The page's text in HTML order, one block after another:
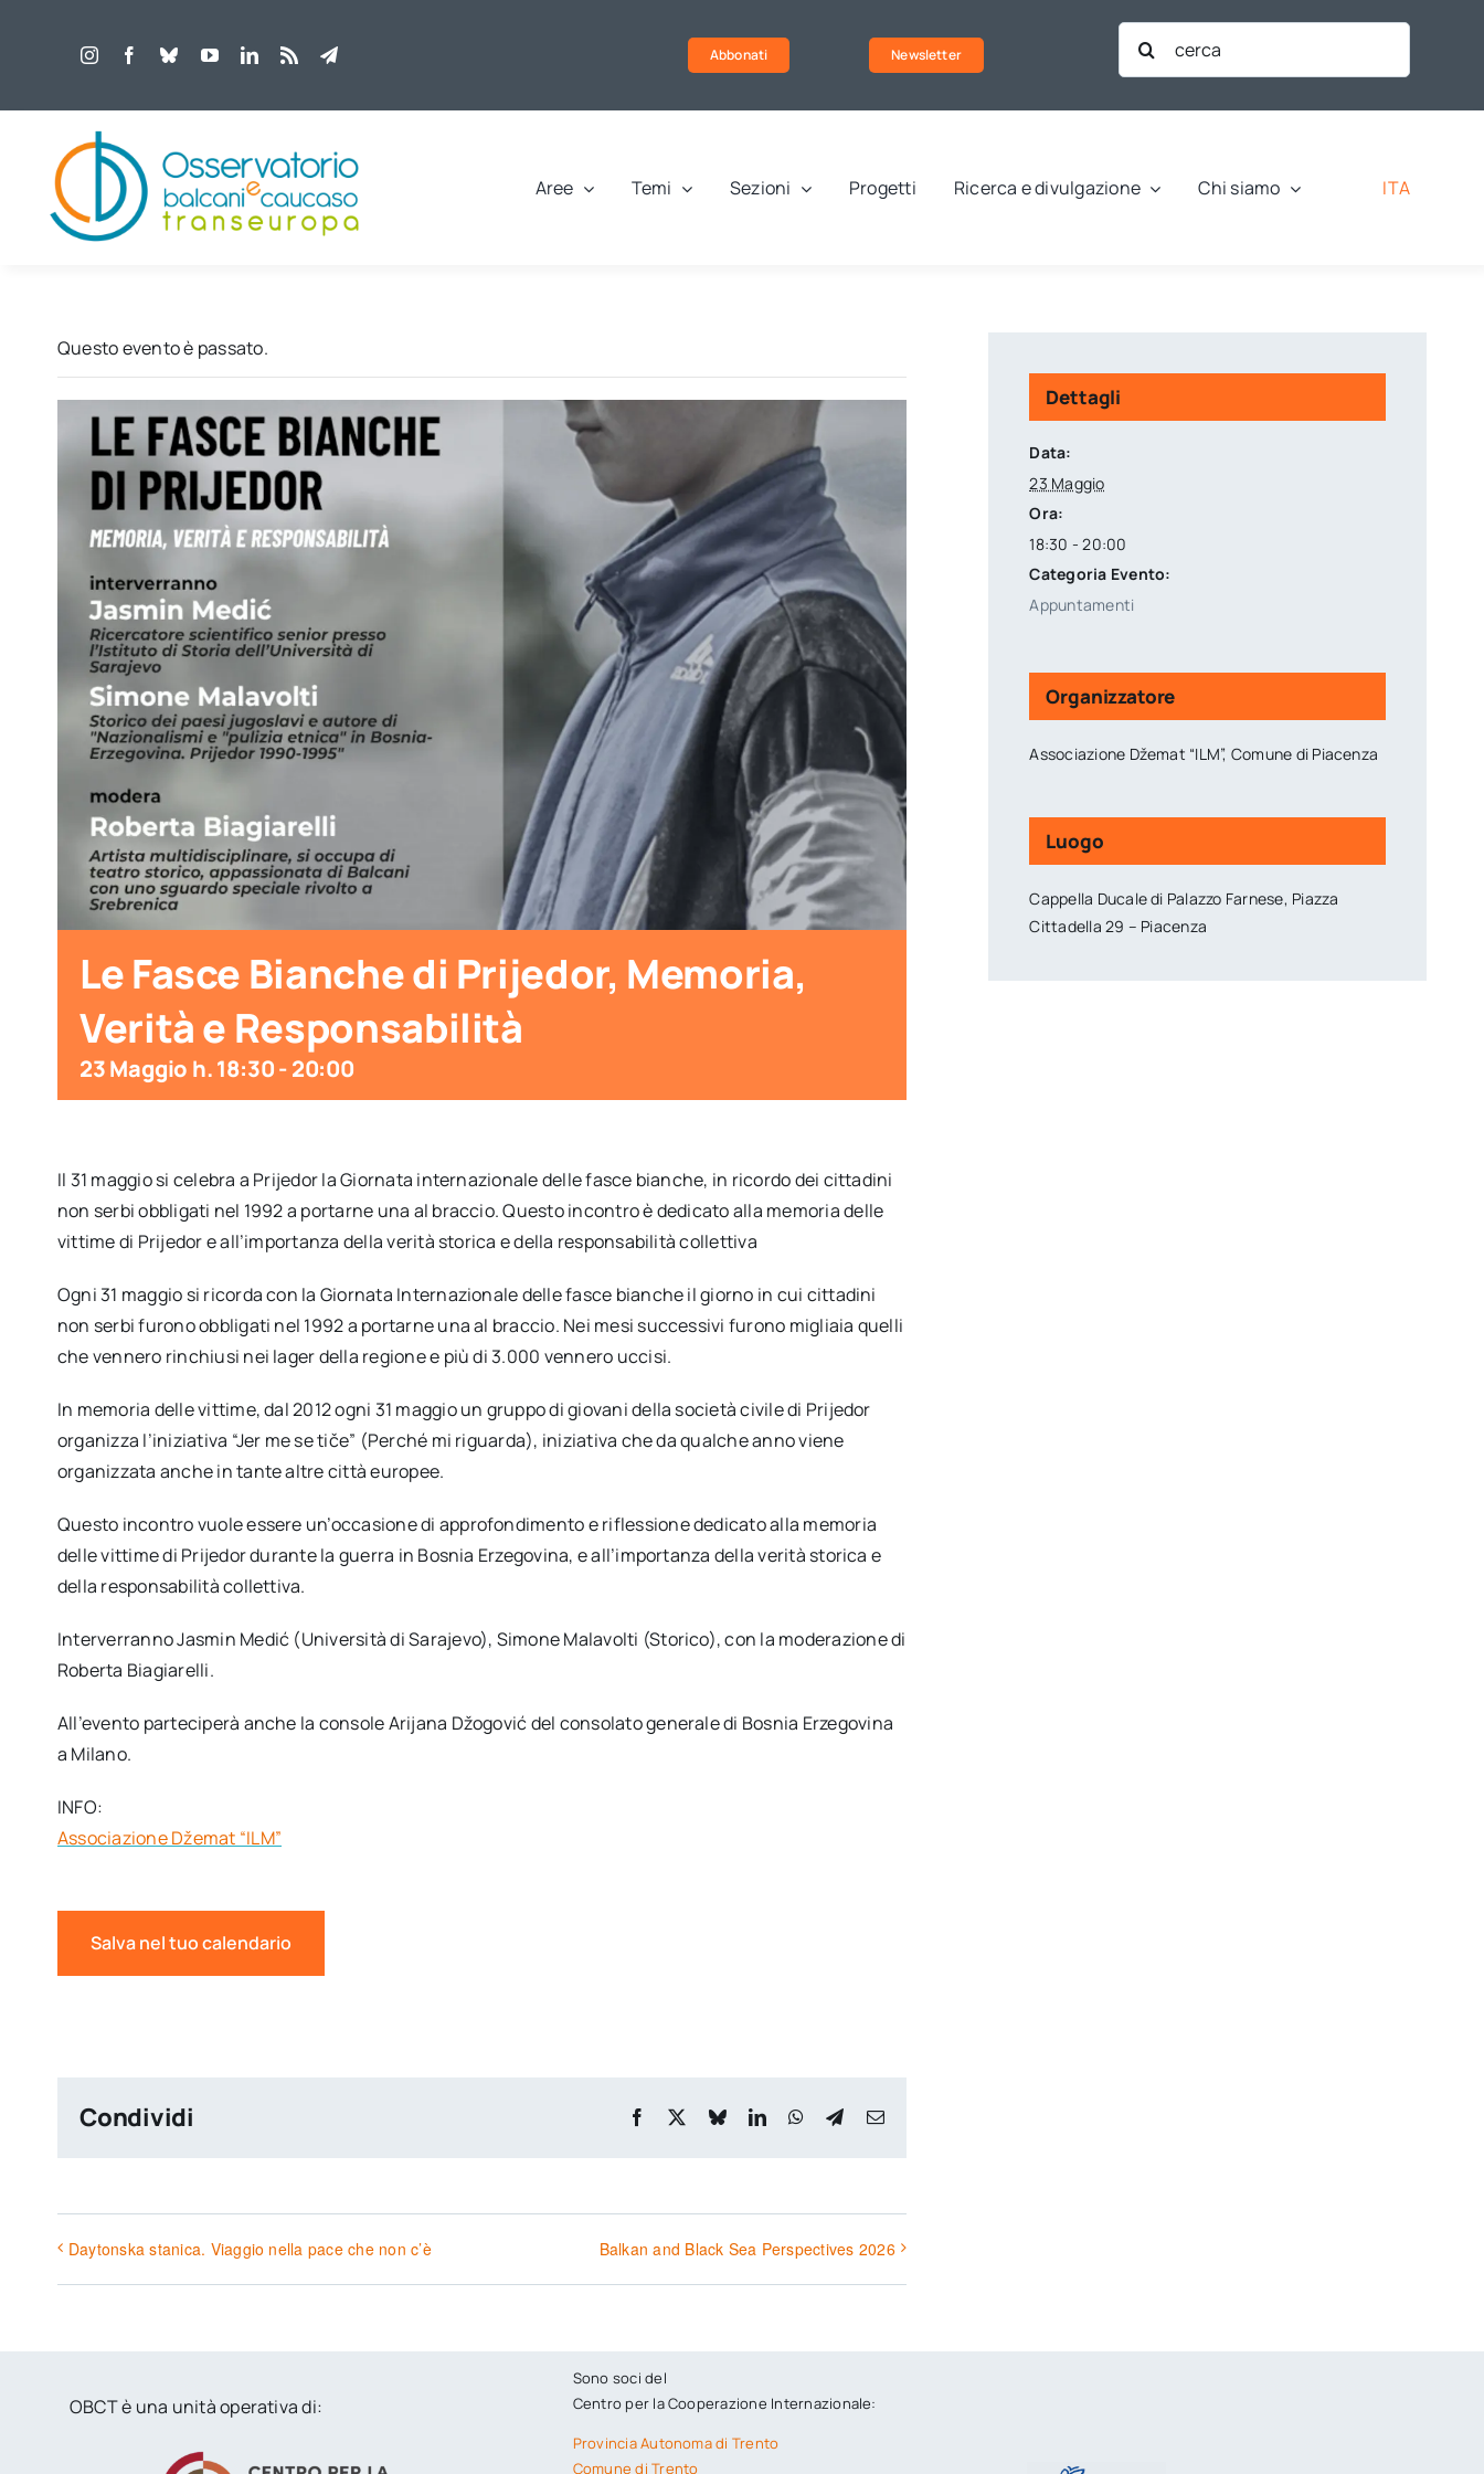
Abbonati Newsletter
Cerca
per:
Aree Temi Sezioni Progetti Ricerca e divulgazione Chi siamo ITA
Questo evento è passato.
Le Fasce Bianche di Prijedor, Memoria,
Verità e Responsabilità
23 Maggio h. 18:30-20:00
Il 31 maggio si celebra a Prijedor la Giornata internazionale delle fasce bianche, in ricordo dei cittadini
non serbi obbligati nel 1992 a portarne una al braccio. Questo incontro è dedicato alla memoria delle
vittime di Prijedor e all’importanza della verità storica e della responsabilità collettiva
Ogni 31 maggio si ricorda con la Giornata Internazionale delle fasce bianche il giorno in cui cittadini
non serbi furono obbligati nel 1992 a portarne una al braccio. Nei mesi successivi furono migliaia quelli
che vennero rinchiusi nei lager della regione e più di 3.000 vennero uccisi.
In memoria delle vittime, dal 2012 ogni 31 maggio un gruppo di giovani della società civile di Prijedor
organizza l’iniziativa “Jer me se tiče” (Perché mi riguarda), iniziativa che da qualche anno viene
organizzata anche in tante altre città europee.
Questo incontro vuole essere un’occasione di approfondimento e riflessione dedicato alla memoria
delle vittime di Prijedor durante la guerra in Bosnia Erzegovina, e all’importanza della verità storica e
della responsabilità collettiva.
Interverranno Jasmin Medić (Università di Sarajevo), Simone Malavolti (Storico), con la moderazione di
Roberta Biagiarelli.
All’evento parteciperà anche la console Arijana Džogović del consolato generale di Bosnia Erzegovina
a Milano.
INFO:
Associazione Džemat “ILM”
Salva nel tuo calendario
Condividi Facebook BlueskyLinkedInWhatsApp
TelegramEmail
Daytonska stanica. Viaggio nella pace che non c’è Balkan and Black Sea Perspectives 2026
Dettagli
Data:
23 Maggio
Ora:
18:30 - 20:00
Categoria Evento:
Appuntamenti
Organizzatore
Associazione Džemat “ILM”, Comune di Piacenza
Luogo
Cappella Ducale di Palazzo Farnese, Piazza
Cittadella 29 – Piacenza
OBCT è una unità operativa di:
Sono soci del
Centro per la Cooperazione Internazionale:
Provincia Autonoma di Trento
Comune di Trento